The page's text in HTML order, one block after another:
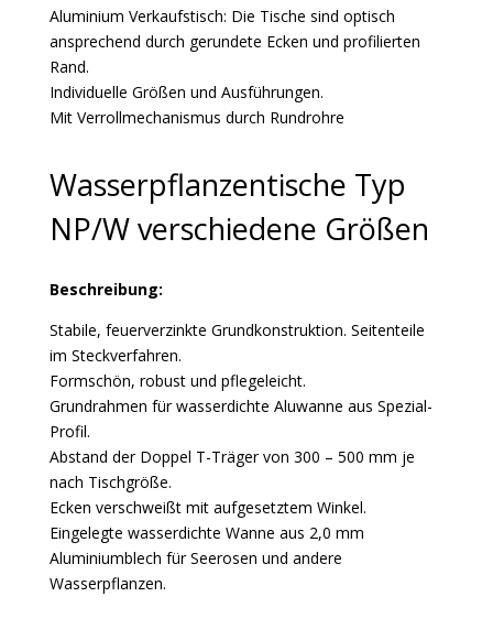
Aluminium Verkaufstisch: Die Tische sind optisch
ansprechend durch gerundete Ecken und profilierten
Rand.
Individuelle Größen und Ausführungen.
Mit Verrollmechanismus durch Rundrohre
Wasserpflanzentische Typ
NP/W verschiedene Größen
Beschreibung:
Stabile, feuerverzinkte Grundkonstruktion. Seitenteile
im Steckverfahren.
Formschön, robust und pflegeleicht.
Grundrahmen für wasserdichte Aluwanne aus Spezial-
Profil.
Abstand der Doppel T-Träger von 300 – 500 mm je
nach Tischgröße.
Ecken verschweißt mit aufgesetztem Winkel.
Eingelegte wasserdichte Wanne aus 2,0 mm
Aluminiumblech für Seerosen und andere
Wasserpflanzen.